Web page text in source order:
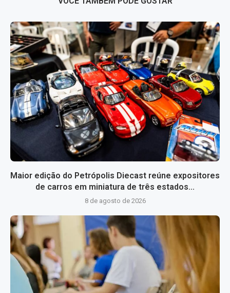
Maior edição do Petrópolis Diecast reúne expositores
de carros em miniatura de três estados...
8 de agosto de 2026